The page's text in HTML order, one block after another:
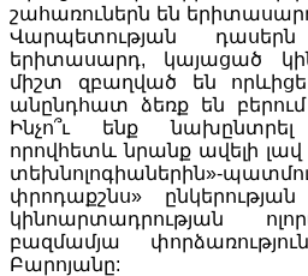
շահառուներն են
Վարպետության
երիտասարդ, կայացած
միշտ զբաղված են
անընդհատ ձեռք են բերում
Ինչո՞ւ ենք
որովհետև նրանք ավելի
տեխնոլոգիաներին»-
փրոդաքշնս»
կինոարտադրության
բազմամյա
Բարոյանը: